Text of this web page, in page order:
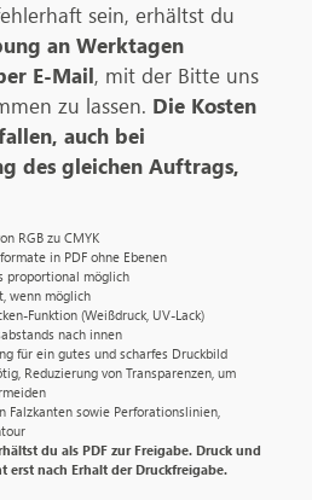
sein, erhältst du
an Werktagen
E-Mail, mit der Bitte uns
zu lassen. Die Kosten
auch bei
des gleichen Auftrags,
RGB zu CMYK
in PDF ohne Ebenen
proportional möglich
wenn möglich
Funktion (Weißdruck, UV-Lack)
nach innen
für ein gutes und scharfes Druckbild
Reduzierung von Transparenzen, um
Falzkanten sowie Perforationslinien,
du als PDF zur Freigabe. Druck und
erst nach Erhalt der Druckfreigabe.